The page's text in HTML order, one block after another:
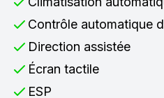
Contrôle automatique
Direction assistée
Écran tactile
ESP